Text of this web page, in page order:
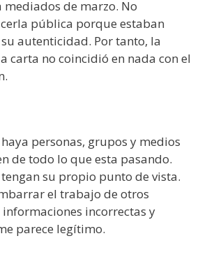
de marzo. No
pública porque estaban
autenticidad. Por tanto, la
carta no coincidió en nada con el
personas, grupos y medios
de todo lo que esta pasando.
su propio punto de vista.
el trabajo de otros
incorrectas y
parece legítimo.